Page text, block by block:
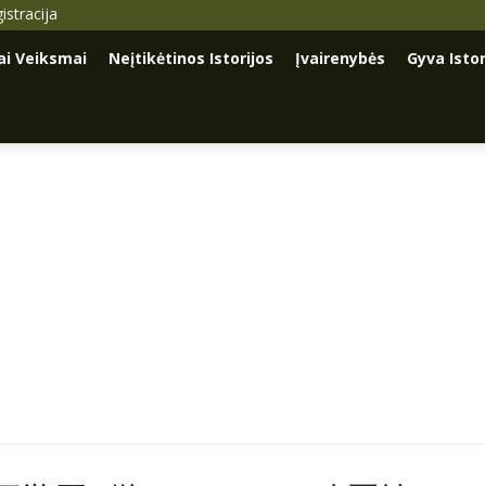
Veiksmai Neįtikėtinos Istorijos Įvairenybės Gyva